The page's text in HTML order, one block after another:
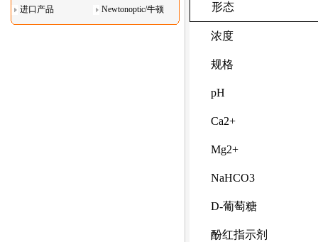
进口产品 Newtonoptic/牛顿 形态
浓度
规格
pH
Ca2+
Mg2+
NaHCO3
D-葡萄糖
酚红指示剂